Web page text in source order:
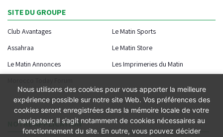
SITE DU GROUPE
Club Avantages
Le Matin Sports
Assahraa
Le Matin Store
Le Matin Annonces
Les Imprimeries du Matin
NOTRE APPLICATION
Nous utilisons des cookies pour vous apporter la meilleure
expérience possible sur notre site Web. Vos préférences des
cookies seront enregistrées dans la mémoire locale de votre
navigateur. Il s’agit notamment de cookies nécessaires au
fonctionnement du site. En outre, vous pouvez décider